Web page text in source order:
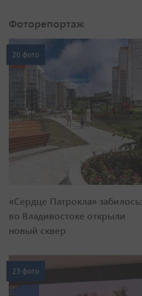
Фоторепортаж
20 фото
«Сердце Патрокла» забилось:
во Владивостоке открыли
новый сквер
23 фото